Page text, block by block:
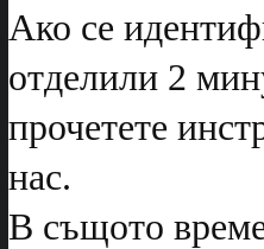
Ако се
отделили 2
прочетете
нас.
В същото